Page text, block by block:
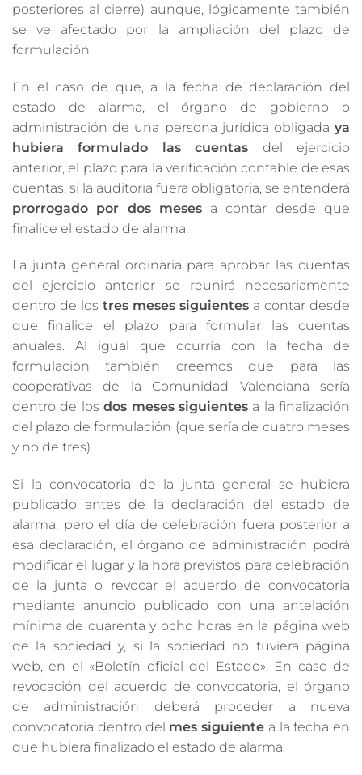
posteriores al cierre) aunque, lógicamente también
se ve afectado por la ampliación del plazo de
formulación.
En el caso de que, a la fecha de declaración del
estado de alarma, el órgano de gobierno o
administración de una persona jurídica obligada ya
hubiera formulado las cuentas del ejercicio
anterior, el plazo para la verificación contable de esas
cuentas, si la auditoría fuera obligatoria, se entenderá
prorrogado por dos mesesa contar desde que
finalice el estado de alarma.
La junta general ordinaria para aprobar las cuentas
del ejercicio anterior se reunirá necesariamente
dentro de los tres meses siguientes a contar desde
que finalice el plazo para formular las cuentas
anuales. Al igual que ocurría con la fecha de
formulación también creemos que para las
cooperativas de la Comunidad Valenciana sería
dentro de losdos meses siguientesa la finalización
del plazo de formulación (que sería de cuatro meses
y no de tres).
Si la convocatoria de la junta general se hubiera
publicado antes de la declaración del estado de
alarma, pero el día de celebración fuera posterior a
esa declaración, el órgano de administración podrá
modificar el lugar y la hora previstos para celebración
de la junta o revocar el acuerdo de convocatoria
mediante anuncio publicado con una antelación
mínima de cuarenta y ocho horas en la página web
de la sociedad y, si la sociedad no tuviera página
web, en el «Boletín oficial del Estado». En caso de
revocación del acuerdo de convocatoria, el órgano
de administración deberá proceder a nueva
convocatoria dentro del mes siguiente a la fecha en
que hubiera finalizado el estado de alarma.